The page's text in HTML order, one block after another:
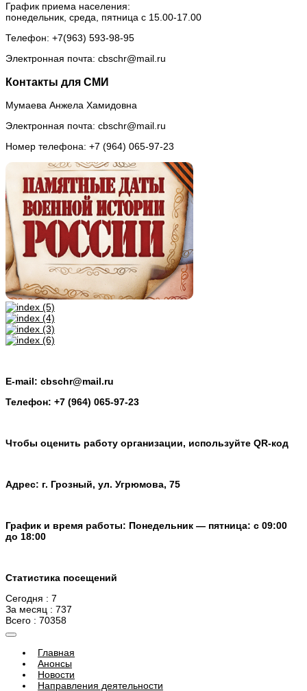
График приема населения:
понедельник, среда, пятница с 15.00-17.00
Телефон: +7(963) 593-98-95
Электронная почта: cbschr@mail.ru
Контакты для СМИ
Мумаева Анжела Хамидовна
Электронная почта: cbschr@mail.ru
Номер телефона: +7 (964) 065-97-23
E-mail: cbschr@mail.ru
Телефон: +7 (964) 065-97-23
Чтобы оценить работу организации, используйте QR-код
Адрес: г. Грозный, ул. Угрюмова, 75
График и время работы: Понедельник — пятница: с 09:00
до 18:00
Статистика посещений
Сегодня : 7
За месяц : 737
Всего : 70358
Главная
Анонсы
Новости
Направления деятельности